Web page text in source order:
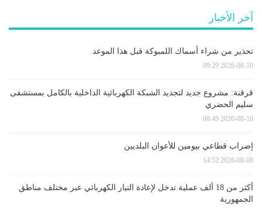
آخر الأخبار
تحذير من شراء أسماك اللمبوكة قبل هذا الموعد
2026-08-10 09:29
قرقنة: مشروع جديد لتجديد الشبكة الكهربائية الداخلية بالكامل بمستشفى
سليم الحضري
2026-08-10 08:49
إضراب قطاعي بيومين للأعوان البلديين
2026-08-08 14:52
أكثر من 18 ألف عملية تدخل لإعادة التيار الكهربائي عبر مختلف مناطق
الجمهورية